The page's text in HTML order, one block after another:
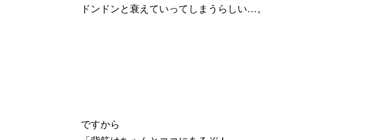
ドンドンと衰えていってしまうらしい…。
ですから